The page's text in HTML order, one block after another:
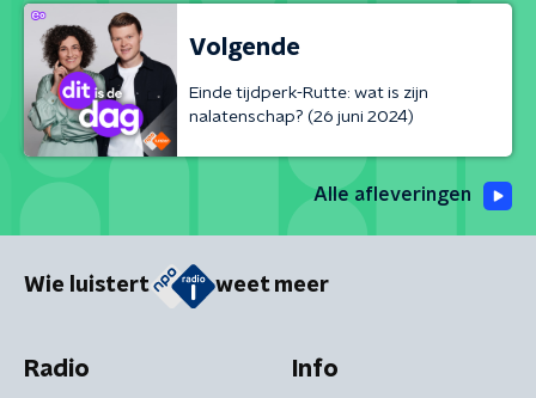
Volgende
Einde tijdperk-Rutte: wat is zijn
nalatenschap? (26 juni 2024)
Alle afleveringen
Wie luistert weet meer
Radio Info